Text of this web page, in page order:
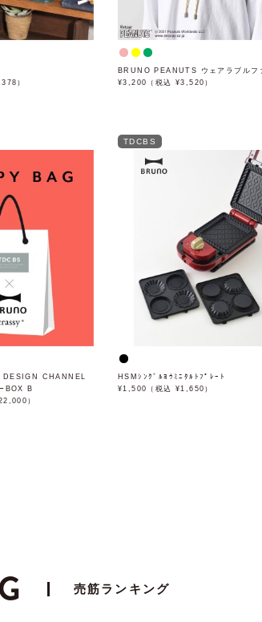
）
BRUNO PEANUTS ウェアラブルフ
¥3,200（税込 ¥3,520）
CHANNEL
BOX B
）
TDCBS
HSMｼﾝｸﾞﾙﾖｳﾐﾆﾀﾙﾄﾌﾟﾚｰﾄ
¥1,500（税込 ¥1,650）
売筋ランキング